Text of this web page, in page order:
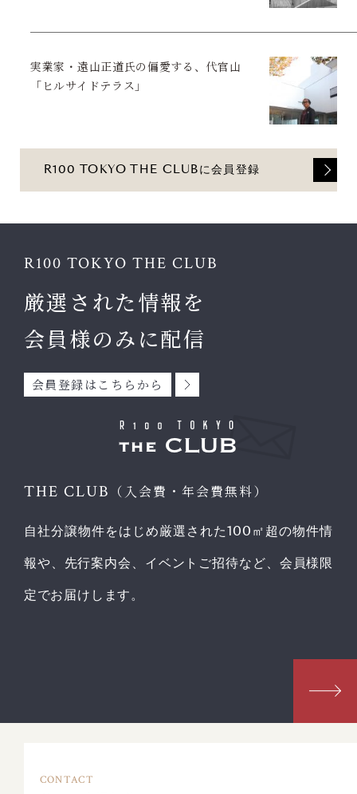
実業家・遠山正道氏の偏愛する、代官山
「ヒルサイドテラス」
R100 TOKYO THE CLUBに会員登録
R100 TOKYO THE CLUB
厳選された情報を
会員様のみに配信
会員登録はこちらから
THE CLUB （入会費・年会費無料）
自社分譲物件をはじめ厳選された100㎡超の物件情
報や、先行案内会、イベントご招待など、会員様限
定でお届けします。
CONTACT